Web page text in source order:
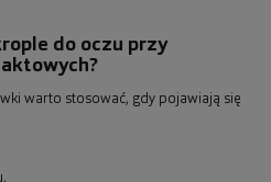
do oczu przy
warto stosować, gdy pojawiają się